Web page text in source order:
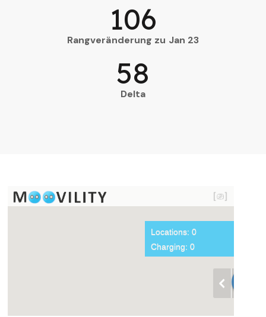
Rangveränderung zu Jan 23
106
Delta
58